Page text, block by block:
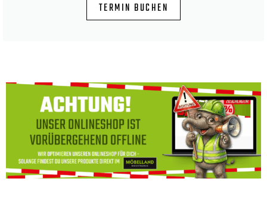
TERMIN BUCHEN